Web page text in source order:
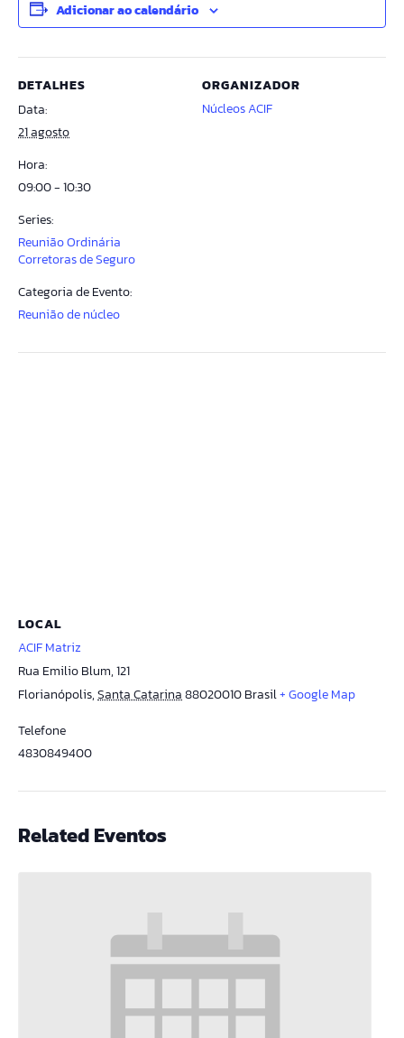
Adicionar ao calendário
DETALHES
Data:
21 agosto
Hora:
09:00 - 10:30
Series:
Reunião Ordinária
Corretoras de Seguro
Categoria de Evento:
Reunião de núcleo
ORGANIZADOR
Núcleos ACIF
LOCAL
ACIF Matriz
Rua Emilio Blum, 121
Florianópolis,Santa Catarina88020010Brasil+ Google Map
Telefone
4830849400
Related Eventos